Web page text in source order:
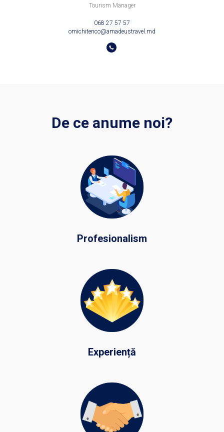
Tourism Manager
068 27 57 57
omichitenco@amadeustravel.md
De ce anume noi?
Profesionalism
Experiență